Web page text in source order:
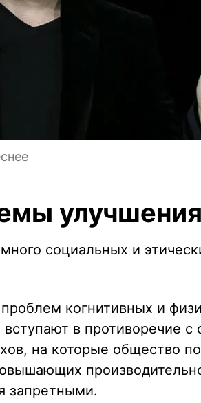
улучшения
социальных и
когнитивных и
в противоречие с
на которые общество
запретными.